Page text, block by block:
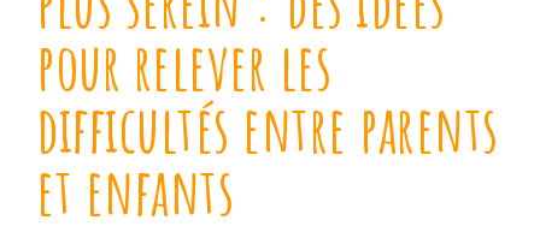
pour relever les
difficultés entre parents
et enfants